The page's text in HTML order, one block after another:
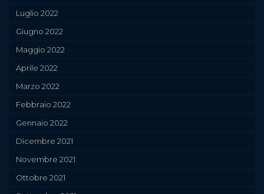
Luglio 2022
Giugno 2022
Maggio 2022
Aprile 2022
Marzo 2022
Febbraio 2022
Gennaio 2022
Dicembre 2021
Novembre 2021
Ottobre 2021